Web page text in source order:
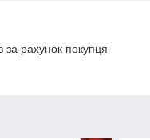
рахунок покупця